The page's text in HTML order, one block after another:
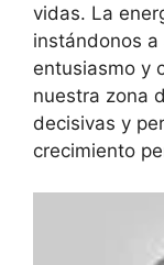
vidas. La
instándonos
entusiasmo y
nuestra zona
decisivas y
crecimiento